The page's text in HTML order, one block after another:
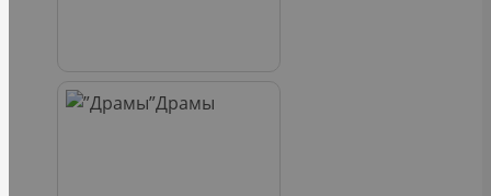
Драмы